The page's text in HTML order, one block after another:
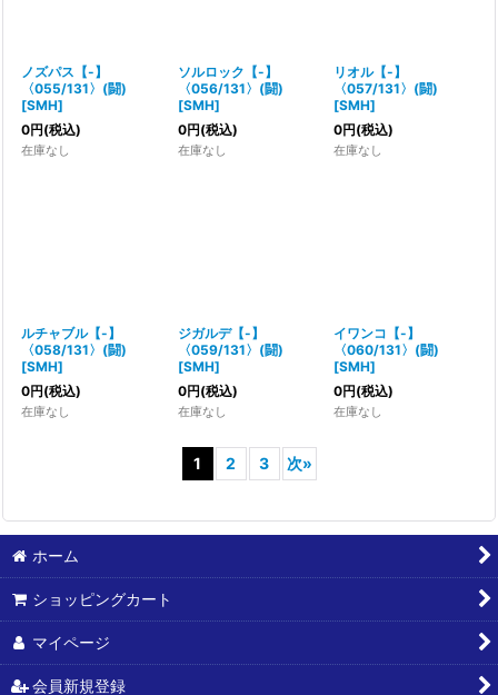
ノズパス【-】
〈055/131〉(闘)
[SMH]
0円(税込)
在庫なし
ソルロック【-】
〈056/131〉(闘)
[SMH]
0円(税込)
在庫なし
リオル【-】
〈057/131〉(闘)
[SMH]
0円(税込)
在庫なし
ルチャブル【-】
〈058/131〉(闘)
[SMH]
0円(税込)
在庫なし
ジガルデ【-】
〈059/131〉(闘)
[SMH]
0円(税込)
在庫なし
イワンコ【-】
〈060/131〉(闘)
[SMH]
0円(税込)
在庫なし
1 2 3 次»
ホーム
ショッピングカート
マイページ
会員新規登録